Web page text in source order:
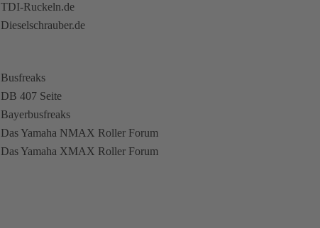
TDI-Ruckeln.de
Dieselschrauber.de
Busfreaks
DB 407 Seite
Bayerbusfreaks
Das Yamaha NMAX Roller Forum
Das Yamaha XMAX Roller Forum